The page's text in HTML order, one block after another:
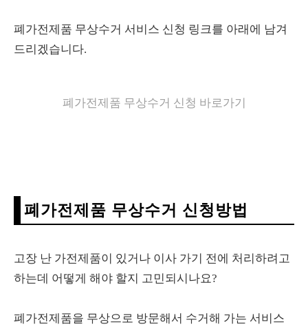
폐가전제품 무상수거 서비스 신청 링크를 아래에 남겨
드리겠습니다.
폐가전제품 무상수거 신청 바로가기
폐가전제품 무상수거 신청방법
고장 난 가전제품이 있거나 이사 가기 전에 처리하려고
하는데 어떻게 해야 할지 고민되시나요?
폐가전제품을 무상으로 방문해서 수거해 가는 서비스